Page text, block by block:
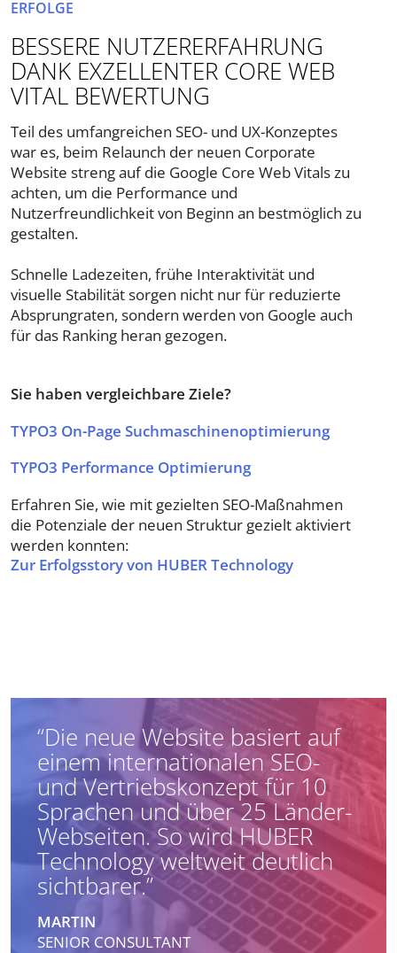
ERFOLGE
BESSERE NUTZERERFAHRUNG
DANK EXZELLENTER CORE WEB
VITAL BEWERTUNG
Teil des umfangreichen SEO- und UX-Konzeptes
war es, beim Relaunch der neuen Corporate
Website streng auf die Google Core Web Vitals zu
achten, um die Performance und
Nutzerfreundlichkeit von Beginn an bestmöglich zu
gestalten.
Schnelle Ladezeiten, frühe Interaktivität und
visuelle Stabilität sorgen nicht nur für reduzierte
Absprungraten, sondern werden von Google auch
für das Ranking heran gezogen.
Sie haben vergleichbare Ziele?
TYPO3 On-Page Suchmaschinenoptimierung
TYPO3 Performance Optimierung
Erfahren Sie, wie mit gezielten SEO-Maßnahmen
die Potenziale der neuen Struktur gezielt aktiviert
werden konnten:
Zur Erfolgsstory von HUBER Technology
“Die neue Website basiert auf
einem internationalen SEO-
und Vertriebskonzept für 10
Sprachen und über 25 Länder-
Webseiten. So wird HUBER
Technology weltweit deutlich
sichtbarer.”
MARTIN
SENIOR CONSULTANT